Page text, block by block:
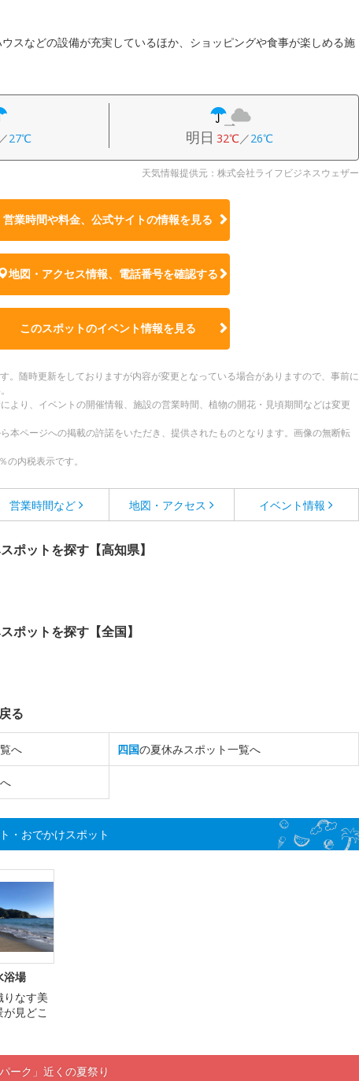
スなどの設備が充実しているほか、ショッピングや食事が楽しめる施
／27℃ 明日 32℃／26℃
天気情報提供元：株式会社ライフビジネスウェザー
営業時間や料金、公式サイトの情報を見る
地図・アクセス情報、電話番号を確認する
このスポットのイベント情報を見る
。随時更新をしておりますが内容が変更となっている場合がありますので、事前に
より、イベントの開催情報、施設の営業時間、植物の開花・見頃期間などは変更
本ページへの掲載の許諾をいただき、提供されたものとなります。画像の無断転
内税表示です。
営業時間など 地図・アクセス イベント情報
ポットを探す【高知県】
ポットを探す【全国】
る
へ 四国の夏休みスポット一覧へ
・おでかけスポット
浴場
りなす美
が見どこ
ーク」近くの夏祭り